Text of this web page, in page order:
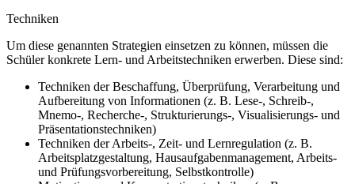
Techniken
Um diese genannten Strategien einsetzen zu können, müssen die
Schüler konkrete Lern- und Arbeitstechniken erwerben. Diese sind:
Techniken der Beschaffung, Überprüfung, Verarbeitung und
Aufbereitung von Informationen (z. B. Lese-, Schreib-,
Mnemo-, Recherche-, Strukturierungs-, Visualisierungs- und
Präsentationstechniken)
Techniken der Arbeits-, Zeit- und Lernregulation (z. B.
Arbeitsplatzgestaltung, Hausaufgabenmanagement, Arbeits-
und Prüfungsvorbereitung, Selbstkontrolle)